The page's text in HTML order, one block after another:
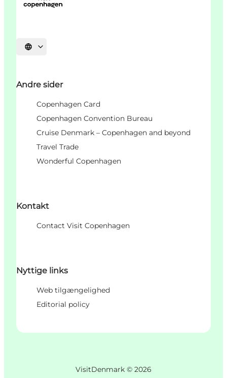
Vælg sprog
Andre sider
Copenhagen Card
Copenhagen Convention Bureau
Cruise Denmark – Copenhagen and beyond
Travel Trade
Wonderful Copenhagen
Kontakt
Contact Visit Copenhagen
Nyttige links
Web tilgængelighed
Editorial policy
VisitDenmark © 2026